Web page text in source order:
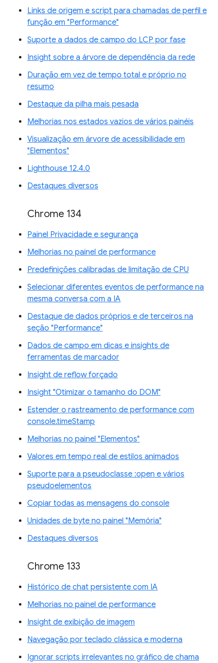
Links de origem e script para chamadas de perfil e
função em "Performance"
Suporte a dados de campo do LCP por fase
Insight sobre a árvore de dependência da rede
Duração em vez de tempo total e próprio no
resumo
Destaque da pilha mais pesada
Melhorias nos estados vazios de vários painéis
Visualização em árvore de acessibilidade em
"Elementos"
Lighthouse 12.4.0
Destaques diversos
Chrome 134
Painel Privacidade e segurança
Melhorias no painel de performance
Predefinições calibradas de limitação de CPU
Selecionar diferentes eventos de performance na
mesma conversa com a IA
Destaque de dados próprios e de terceiros na
seção "Performance"
Dados de campo em dicas e insights de
ferramentas de marcador
Insight de reflow forçado
Insight "Otimizar o tamanho do DOM"
Estender o rastreamento de performance com
console.timeStamp
Melhorias no painel "Elementos"
Valores em tempo real de estilos animados
Suporte para a pseudoclasse :open e vários
pseudoelementos
Copiar todas as mensagens do console
Unidades de byte no painel "Memória"
Destaques diversos
Chrome 133
Histórico de chat persistente com IA
Melhorias no painel de performance
Insight de exibição de imagem
Navegação por teclado clássica e moderna
Ignorar scripts irrelevantes no gráfico de chama